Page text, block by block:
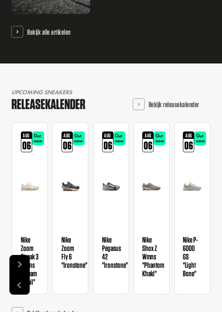
Bekijk alle artikelen
UPCOMING SNEAKERS
RELEASEKALENDER Bekijk releasekalender
AUG
06
Out
now
Nike
Zoom
Streak 3
Wmns
"Cream
II Sail"
AUG
06
Out
now
Nike
Zoom
Fly 6
"Ironstone"
AUG
06
Out
now
Nike
Pegasus
42
"Ironstone"
AUG
06
Out
now
Nike
Shox Z
Wmns
"Phantom
Khaki"
AUG
06
Out
now
Nike P-
6000
GS
"Light
Bone"